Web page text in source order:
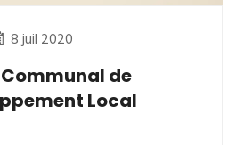
8 juil 2020
de
Local